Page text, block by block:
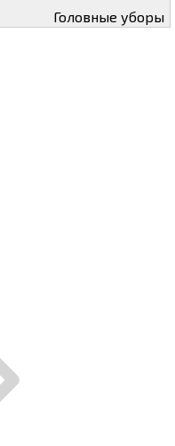
Головные уборы